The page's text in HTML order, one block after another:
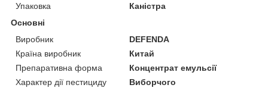
Упаковка
Каністра
Основні
Виробник
DEFENDA
Країна виробник
Китай
Препаративна форма
Концентрат емульсії
Характер дії пестициду
Виборчого